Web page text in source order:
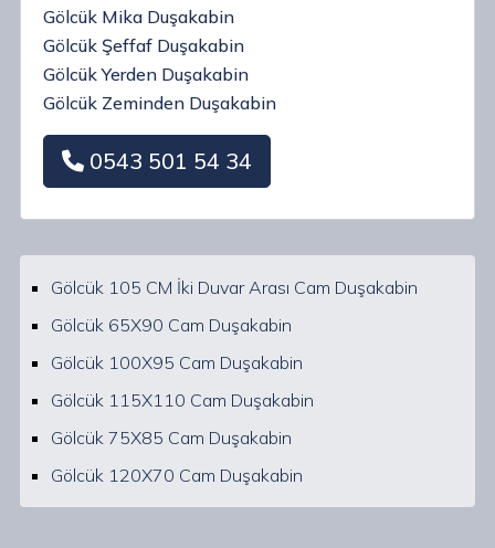
Gölcük Mika Duşakabin
Gölcük Şeffaf Duşakabin
Gölcük Yerden Duşakabin
Gölcük Zeminden Duşakabin
0543 501 54 34
Gölcük 105 CM İki Duvar Arası Cam Duşakabin
Gölcük 65X90 Cam Duşakabin
Gölcük 100X95 Cam Duşakabin
Gölcük 115X110 Cam Duşakabin
Gölcük 75X85 Cam Duşakabin
Gölcük 120X70 Cam Duşakabin